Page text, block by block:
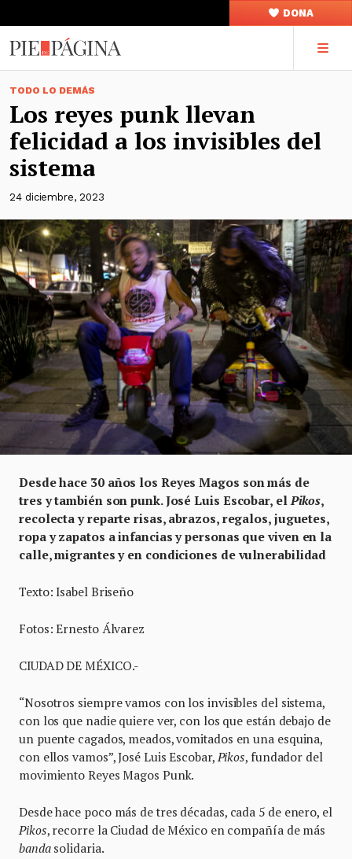
DONA
TODO LO DEMÁS
Los reyes punk llevan
felicidad a los invisibles del
sistema
24 diciembre, 2023
Desde hace 30 años los Reyes Magos son más de
tres y también son punk. José Luis Escobar, el Pikos,
recolecta y reparte risas, abrazos, regalos, juguetes,
ropa y zapatos a infancias y personas que viven en la
calle, migrantes y en condiciones de vulnerabilidad
Texto: Isabel Briseño
Fotos: Ernesto Álvarez
CIUDAD DE MÉXICO.-
“Nosotros siempre vamos con los invisibles del sistema,
con los que nadie quiere ver, con los que están debajo de
un puente cagados, meados, vomitados en una esquina,
con ellos vamos”, José Luis Escobar, Pikos, fundador del
movimiento Reyes Magos Punk.
Desde hace poco más de tres décadas, cada 5 de enero, el
Pikos, recorre la Ciudad de México en compañía de más
bandasolidaria.